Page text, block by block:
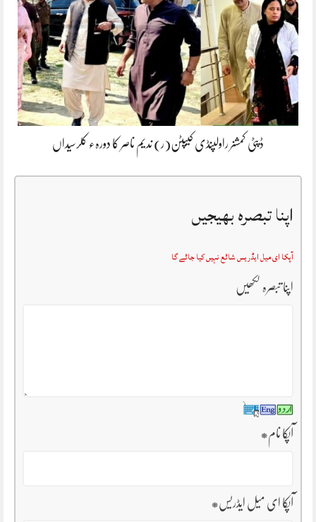
ڈپٹی کمشنر راولپنڈی کیپٹن(ر) ندیم ناصر کا دورہء کلرسیداں
اپنا تبصرہ بھیجیں
آپکا ای میل ایڈریس شائع نہیں کیا جائے گا
اپنا تبصرہ لکھیں
آپکا نام*
آپکا ای میل ایڈریس*